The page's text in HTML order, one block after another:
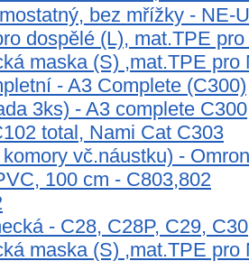
bez mřížky - NE-
dospělé (L), mat.TPE
maska (S) ,mat.TPE pro
- A3 Complete (C300)
3ks) - A3 complete
total, Nami Cat C303
vč.náustku) -
100 cm - C803,802
- C28, C28P, C29,
maska (S) ,mat.TPE pro